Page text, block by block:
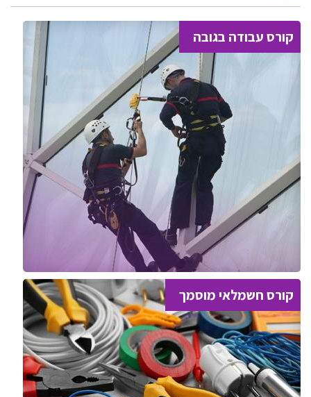
קורס עבודה בגובה
קורס חשמלאי מוסמך